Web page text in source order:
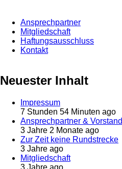
Ansprechpartner
Mitgliedschaft
Haftungsausschluss
Kontakt
Neuester Inhalt
Impressum
7 Stunden 54 Minuten ago
Ansprechpartner & Vorstand
3 Jahre 2 Monate ago
Zur Zeit keine Rundstrecke
3 Jahre ago
Mitgliedschaft
3 Jahre ago